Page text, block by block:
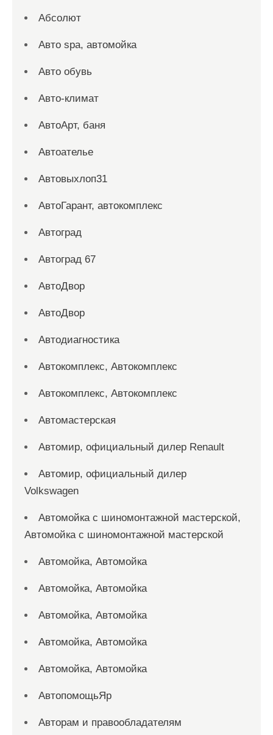
Абсолют
Авто spa, автомойка
Авто обувь
Авто-климат
АвтоАрт, баня
Автоателье
Автовыхлоп31
АвтоГарант, автокомплекс
Автоград
Автоград 67
АвтоДвор
АвтоДвор
Автодиагностика
Автокомплекс, Автокомплекс
Автокомплекс, Автокомплекс
Автомастерская
Автомир, официальный дилер Renault
Автомир, официальный дилер
Volkswagen
Автомойка с шиномонтажной мастерской,
Автомойка с шиномонтажной мастерской
Автомойка, Автомойка
Автомойка, Автомойка
Автомойка, Автомойка
Автомойка, Автомойка
Автомойка, Автомойка
АвтопомощьЯр
Авторам и правообладателям